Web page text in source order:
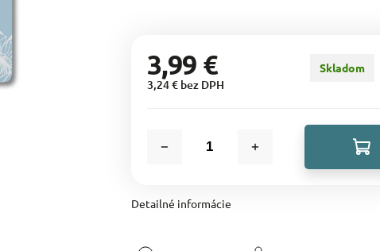
3,99 €
3,24 € bez DPH
Skladom
Detailné informácie